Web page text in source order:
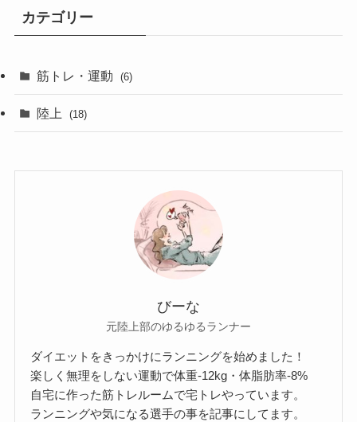
カテゴリー
筋トレ・運動 (6)
陸上 (18)
びーな
元陸上部のゆるゆるランナー
ダイエットをきっかけにランニングを始めました！
楽しく無理をしない運動で体重-12kg・体脂肪率-8%
自宅に作った筋トレルームで宅トレやっています。
ランニングや気になる選手の事を記事にしてます。